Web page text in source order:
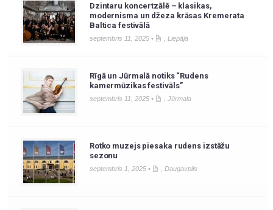
Dzintaru koncertzālē – klasikas,
modernisma un džeza krāsas Kremerata
Baltica festivālā
septembris 11, 2025 • Liepāja
Rīgā un Jūrmalā notiks “Rudens
kamermūzikas festivāls”
septembris 11, 2025 • Jūrmala
Rotko muzejs piesaka rudens izstāžu
sezonu
septembris 1, 2025 • Daugavpils